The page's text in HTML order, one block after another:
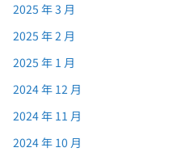
2025 年 3 月
2025 年 2 月
2025 年 1 月
2024 年 12 月
2024 年 11 月
2024 年 10 月